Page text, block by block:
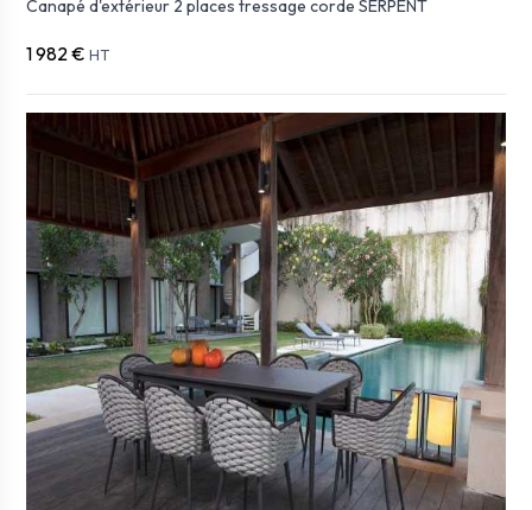
Canapé d'extérieur 2 places tressage corde SERPENT
1 982 € HT